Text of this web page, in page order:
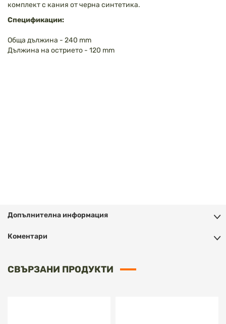
комплект с кания от черна синтетика.
Спецификации:
Обща дължина - 240 mm
Дължина на острието - 120 mm
Допълнителна информация
Коментари
СВЪРЗАНИ ПРОДУКТИ